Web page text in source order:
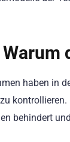
haben in
behindert